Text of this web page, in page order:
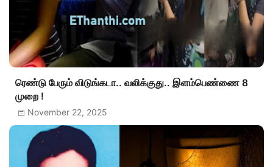
ரெண்டு பேரும் விடுங்கடா.. வலிக்குது.. இளம்பெண்ணை 8
முறை !
November 22, 2025